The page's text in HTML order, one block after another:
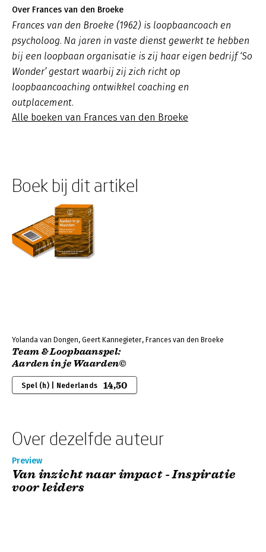
Over Frances van den Broeke
Frances van den Broeke (1962) is loopbaancoach en
psycholoog. Na jaren in vaste dienst gewerkt te hebben
bij een loopbaan organisatie is zij haar eigen bedrijf ‘So
Wonder’ gestart waarbij zij zich richt op
loopbaancoaching ontwikkel coaching en
outplacement.
Alle boeken van Frances van den Broeke
Boek bij dit artikel
Yolanda van Dongen, Geert Kannegieter, Frances van den Broeke
Team & Loopbaanspel:
Aarden in je Waarden©
Spel (h) | Nederlands 14,50
Over dezelfde auteur
Preview
Van inzicht naar impact - Inspiratie
voor leiders